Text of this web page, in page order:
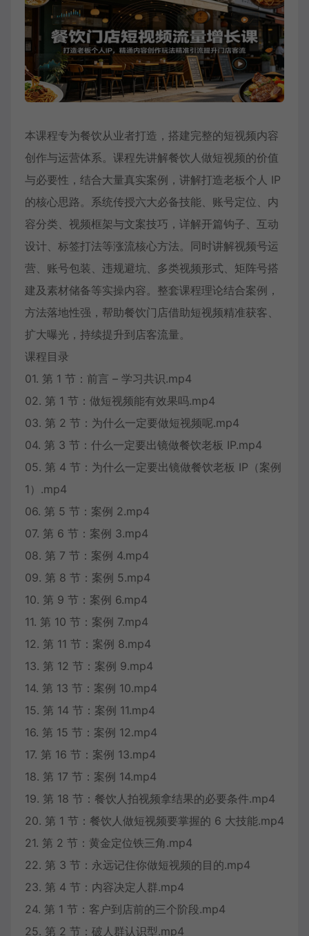
本课程专为餐饮从业者打造，搭建完整的短视频内容
创作与运营体系。课程先讲解餐饮人做短视频的价值
与必要性，结合大量真实案例，讲解打造老板个人 IP
的核心思路。系统传授六大必备技能、账号定位、内
容分类、视频框架与文案技巧，详解开篇钩子、互动
设计、标签打法等涨流核心方法。同时讲解视频号运
营、账号包装、违规避坑、多类视频形式、矩阵号搭
建及素材储备等实操内容。整套课程理论结合案例，
方法落地性强，帮助餐饮门店借助短视频精准获客、
扩大曝光，持续提升到店客流量。
课程目录
01. 第 1 节：前言 – 学习共识.mp4
02. 第 1 节：做短视频能有效果吗.mp4
03. 第 2 节：为什么一定要做短视频呢.mp4
04. 第 3 节：什么一定要出镜做餐饮老板 IP.mp4
05. 第 4 节：为什么一定要出镜做餐饮老板 IP（案例
1）.mp4
06. 第 5 节：案例 2.mp4
07. 第 6 节：案例 3.mp4
08. 第 7 节：案例 4.mp4
09. 第 8 节：案例 5.mp4
10. 第 9 节：案例 6.mp4
11. 第 10 节：案例 7.mp4
12. 第 11 节：案例 8.mp4
13. 第 12 节：案例 9.mp4
14. 第 13 节：案例 10.mp4
15. 第 14 节：案例 11.mp4
16. 第 15 节：案例 12.mp4
17. 第 16 节：案例 13.mp4
18. 第 17 节：案例 14.mp4
19. 第 18 节：餐饮人拍视频拿结果的必要条件.mp4
20. 第 1 节：餐饮人做短视频要掌握的 6 大技能.mp4
21. 第 2 节：黄金定位铁三角.mp4
22. 第 3 节：永远记住你做短视频的目的.mp4
23. 第 4 节：内容决定人群.mp4
24. 第 1 节：客户到店前的三个阶段.mp4
25. 第 2 节：破人群认识型.mp4